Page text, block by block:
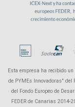
Esta empresa ha recibido
de PYMEs Innovadoras" del
del Fondo Europeo de
FEDER de Canarias 2014-